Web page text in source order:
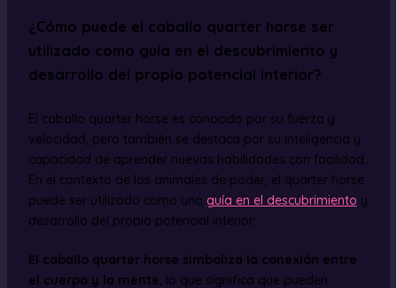
¿Cómo puede el caballo quarter horse ser
utilizado como guía en el descubrimiento y
desarrollo del propio potencial interior?
El caballo quarter horse es conocido por su fuerza y ​​
velocidad, pero también se destaca por su inteligencia y
capacidad de aprender nuevas habilidades con facilidad.
En el contexto de los animales de poder, el quarter horse
puede ser utilizado como una guía en el descubrimiento y
desarrollo del propio potencial interior.
El caballo quarter horse simboliza la conexión entre
el cuerpo y la mente, lo que significa que pueden